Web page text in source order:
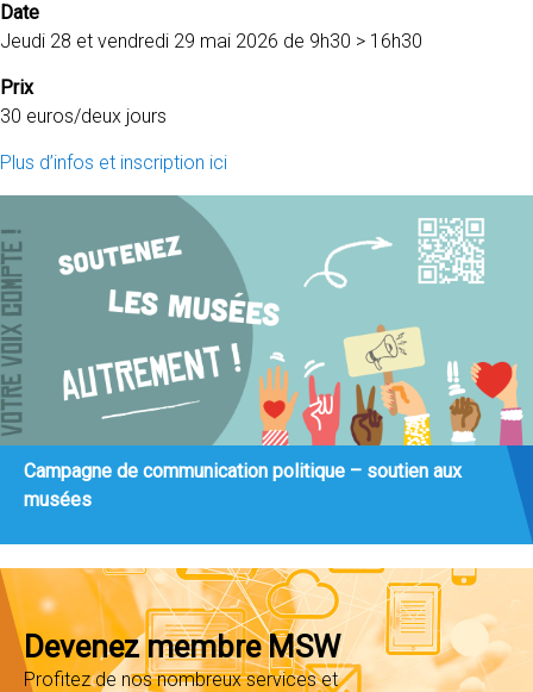
Date
Jeudi 28 et vendredi 29 mai 2026 de 9h30 > 16h30
Prix
30 euros/deux jours
Plus d’infos et inscription ici
Campagne de communication politique – soutien aux
musées
Devenez membre MSW
Profitez de nos nombreux services et